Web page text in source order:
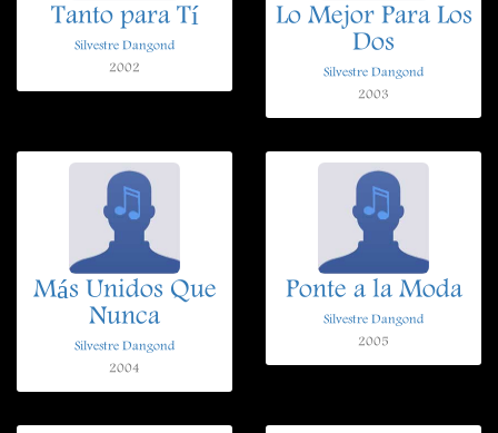
Tanto para Tí
Silvestre Dangond
2002
Lo Mejor Para Los
Dos
Silvestre Dangond
2003
Más Unidos Que
Nunca
Silvestre Dangond
2004
Ponte a la Moda
Silvestre Dangond
2005